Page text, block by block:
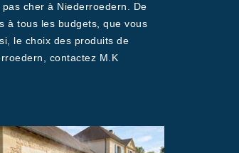
cher à Niederroedern. De
à tous les budgets, que vous
le choix des produits de
contactez M.K